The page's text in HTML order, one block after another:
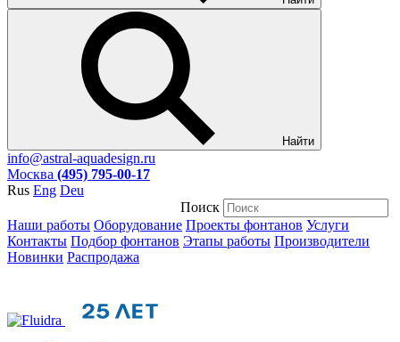
Найти
info@astral-aquadesign.ru
Москва (495) 795-00-17
Rus Eng Deu
Поиск
Наши работы Оборудование Проекты фонтанов Услуги
Контакты Подбор фонтанов Этапы работы Производители
Новинки Распродажа